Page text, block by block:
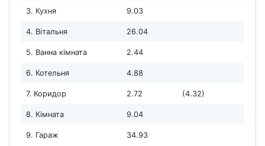
3. Кухня 9.03
4. Вітальня 26.04
5. Ванна кімната 2.44
6. Котельня 4.88
7. Коридор 2.72 (4.32)
8. Кімната 9.04
9. Гараж 34.93